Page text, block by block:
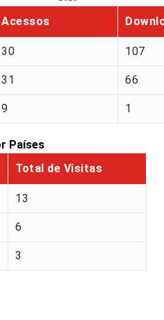
Acessos
30 107
31 66
9 1
Países
Total de Visitas
13
6
3